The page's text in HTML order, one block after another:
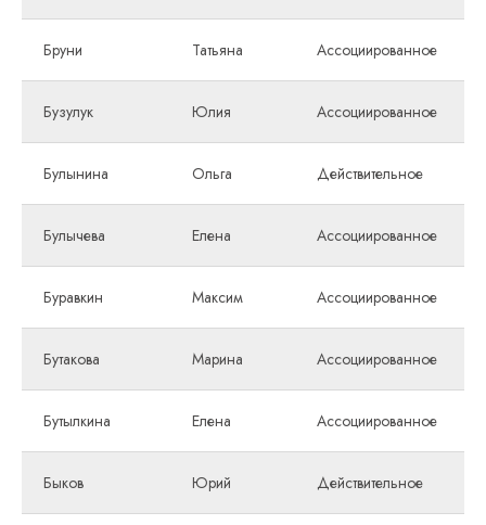
Бруни Татьяна Ассоциированное
Бузулук Юлия Ассоциированное
Булынина Ольга Действительное
Булычева Елена Ассоциированное
Буравкин Максим Ассоциированное
Бутакова Марина Ассоциированное
Бутылкина Елена Ассоциированное
Быков Юрий Действительное